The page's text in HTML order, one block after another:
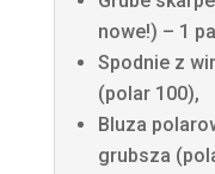
nowe!) – 1
Spodnie z
(polar 100),
Bluza
grubsza